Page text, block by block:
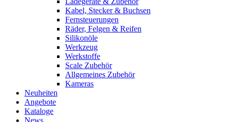
Kabel, Stecker & Buchsen
Fernsteuerungen
Räder, Felgen & Reifen
Silikonöle
Werkzeug
Werkstoffe
Scale Zubehör
Allgemeines Zubehör
Kameras
Neuheiten
Angebote
Kataloge
News